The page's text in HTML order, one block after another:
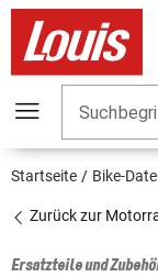
Startseite Bike-
Zurück zur
Ersatzteile und